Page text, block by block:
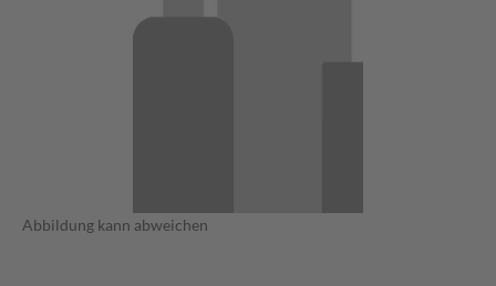
Abbildung kann abweichen